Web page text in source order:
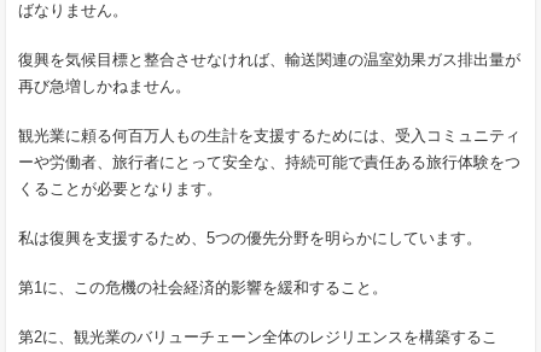
ばなりません。
復興を気候目標と整合させなければ、輸送関連の温室効果ガス排出量が
再び急増しかねません。
観光業に頼る何百万人もの生計を支援するためには、受入コミュニティ
ーや労働者、旅行者にとって安全な、持続可能で責任ある旅行体験をつ
くることが必要となります。
私は復興を支援するため、5つの優先分野を明らかにしています。
第1に、この危機の社会経済的影響を緩和すること。
第2に、観光業のバリューチェーン全体のレジリエンスを構築するこ